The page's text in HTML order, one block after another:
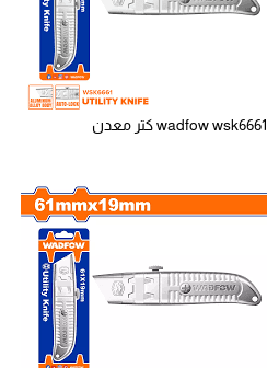
wadfow wsk6661 كتر معدن